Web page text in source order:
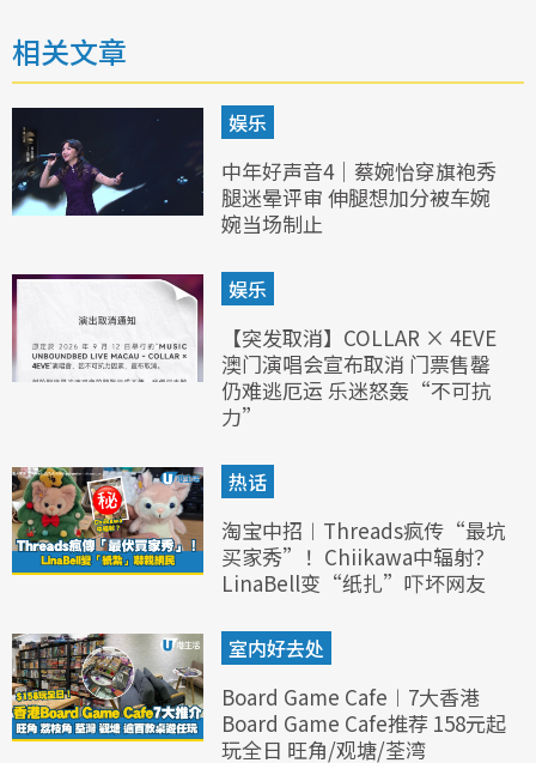
相关文章
娱乐
中年好声音4｜蔡婉怡穿旗袍秀
腿迷晕评审 伸腿想加分被车婉
婉当场制止
娱乐
【突发取消】COLLAR × 4EVE
澳门演唱会宣布取消 门票售罄
仍难逃厄运 乐迷怒轰“不可抗
力”
热话
淘宝中招︱Threads疯传“最坑
买家秀”！Chiikawa中辐射？
LinaBell变“纸扎”吓坏网友
室内好去处
Board Game Cafe︱7大香港
Board Game Cafe推荐 158元起
玩全日 旺角/观塘/荃湾